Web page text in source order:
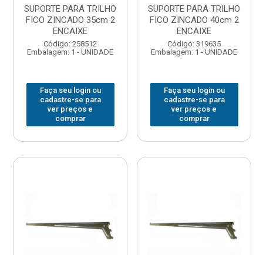
SUPORTE PARA TRILHO
FICO ZINCADO 35cm 2
ENCAIXE
Código: 258512
Embalagem: 1 - UNIDADE
Faça seu login ou
cadastre-se para
ver preços e
comprar
SUPORTE PARA TRILHO
FICO ZINCADO 40cm 2
ENCAIXE
Código: 319635
Embalagem: 1 - UNIDADE
Faça seu login ou
cadastre-se para
ver preços e
comprar